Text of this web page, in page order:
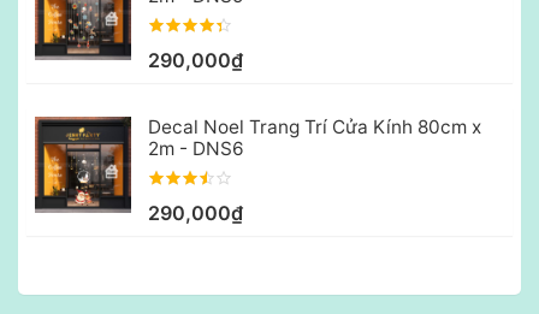
290,000₫
Decal Noel Trang Trí Cửa Kính 80cm x
2m - DNS6
290,000₫